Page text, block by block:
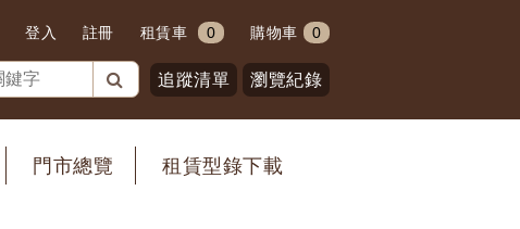
登入 註冊 租賃車 0 購物車 0
瀏覽紀錄
追蹤清單
門市總覽 租賃型錄下載